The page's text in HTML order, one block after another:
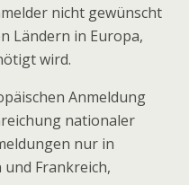
nicht gewünscht
Ländern in Europa,
wird.
Anmeldung
nationaler
nur in
Frankreich,